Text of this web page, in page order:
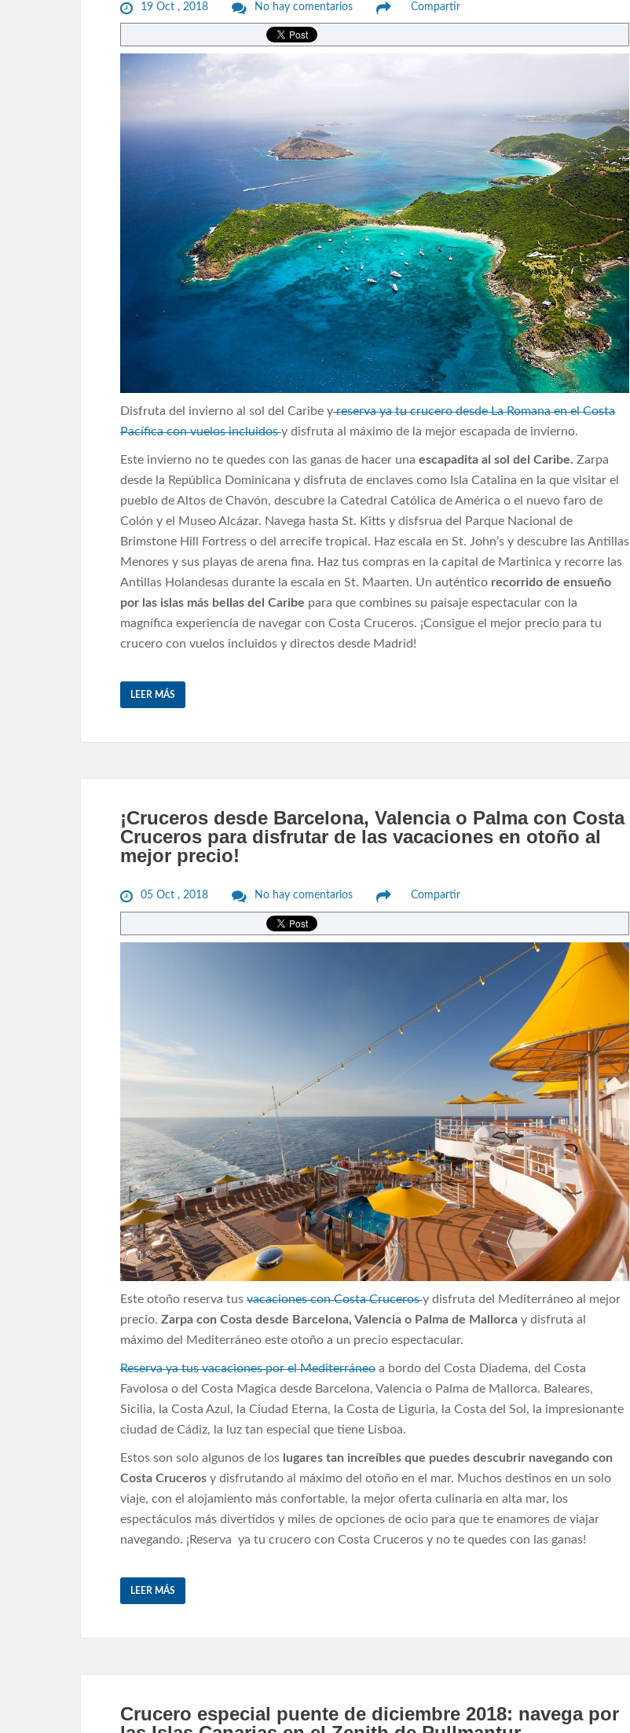
19 Oct , 2018 No hay comentarios Compartir
Disfruta del invierno al sol del Caribe yreserva ya tu crucero desde La Romana en el Costa
Pacífica con vuelos incluidosy disfruta al máximo de la mejor escapada de invierno.
Este invierno no te quedes con las ganas de hacer una escapadita al sol del Caribe. Zarpa
desde la República Dominicana y disfruta de enclaves como Isla Catalina en la que visitar el
pueblo de Altos de Chavón, descubre la Catedral Católica de América o el nuevo faro de
Colón y el Museo Alcázar. Navega hasta St. Kitts y disfsrua del Parque Nacional de
Brimstone Hill Fortress o del arrecife tropical. Haz escala en St. John’s y descubre las Antillas
Menores y sus playas de arena fina. Haz tus compras en la capital de Martinica y recorre las
Antillas Holandesas durante la escala en St. Maarten. Un auténtico recorrido de ensueño
por las islas más bellas del Caribe para que combines su paisaje espectacular con la
magnífica experiencia de navegar con Costa Cruceros. ¡Consigue el mejor precio para tu
crucero con vuelos incluidos y directos desde Madrid!
LEER MÁS
¡Cruceros desde Barcelona, Valencia o Palma con Costa
Cruceros para disfrutar de las vacaciones en otoño al
mejor precio!
05 Oct , 2018 No hay comentarios Compartir
Este otoño reserva tus vacaciones con Costa Crucerosy disfruta del Mediterráneo al mejor
precio. Zarpa con Costa desde Barcelona, Valencia o Palma de Mallorca y disfruta al
máximo del Mediterráneo este otoño a un precio espectacular.
Reserva ya tus vacaciones por el Mediterráneo a bordo del Costa Diadema, del Costa
Favolosa o del Costa Magica desde Barcelona, Valencia o Palma de Mallorca. Baleares,
Sicilia, la Costa Azul, la Ciudad Eterna, la Costa de Liguria, la Costa del Sol, la impresionante
ciudad de Cádiz, la luz tan especial que tiene Lisboa.
Estos son solo algunos de los lugares tan increíbles que puedes descubrir navegando con
Costa Cruceros y disfrutando al máximo del otoño en el mar. Muchos destinos en un solo
viaje, con el alojamiento más confortable, la mejor oferta culinaria en alta mar, los
espectáculos más divertidos y miles de opciones de ocio para que te enamores de viajar
navegando. ¡Reserva ya tu crucero con Costa Cruceros y no te quedes con las ganas!
LEER MÁS
Crucero especial puente de diciembre 2018: navega por